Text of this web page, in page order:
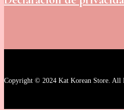
Copyright © 2024 Kat Korean Store. All